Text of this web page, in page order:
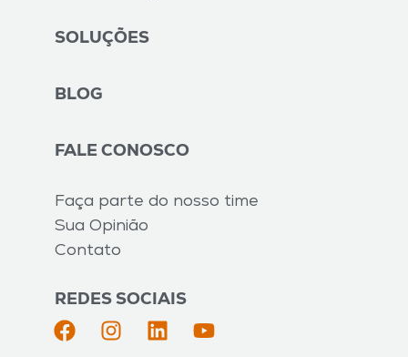
SOLUÇÕES
BLOG
FALE CONOSCO
Faça parte do nosso time
Sua Opinião
Contato
REDES SOCIAIS